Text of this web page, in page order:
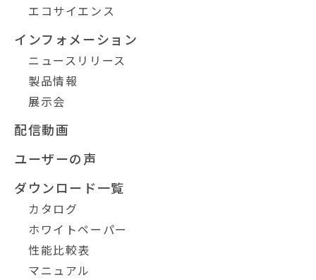
エコサイエンス
インフォメーション
ニュースリリース
製品情報
展示会
配信動画
ユーザーの声
ダウンロード一覧
カタログ
ホワイトペーパー
性能比較表
マニュアル